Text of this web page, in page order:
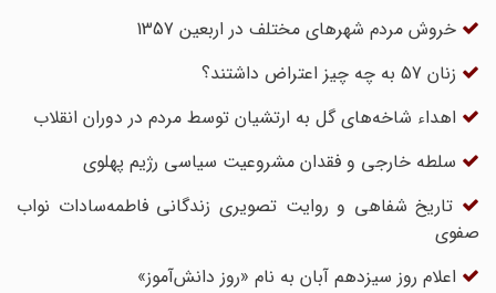
خروش مردم شهرهای مختلف در اربعین 1357
زنان 57 به چه چیز اعتراض داشتند؟
اهداء شاخه‌های گل به ارتشیان توسط مردم در دوران انقلاب
سلطه خارجی و فقدان مشروعیت سیاسی رژیم پهلوی
تاریخ شفاهی و روایت تصویری زندگانی فاطمه‌سادات نواب‌
صفوی
اعلام روز سیزدهم آبان به نام «روز دانش‌آموز»